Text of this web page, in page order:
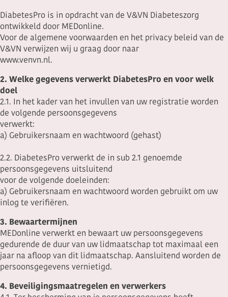
DiabetesPro is in opdracht van de V&VN Diabeteszorg
ontwikkeld door MEDonline.
Voor de algemene voorwaarden en het privacy beleid van de
V&VN verwijzen wij u graag door naar
www.venvn.nl.
2. Welke gegevens verwerkt DiabetesPro en voor welk
doel
2.1. In het kader van het invullen van uw registratie worden
de volgende persoonsgegevens
verwerkt:
a) Gebruikersnaam en wachtwoord (gehast)
2.2. DiabetesPro verwerkt de in sub 2.1 genoemde
persoonsgegevens uitsluitend
voor de volgende doeleinden:
a) Gebruikersnaam en wachtwoord worden gebruikt om uw
inlog te verifiëren.
3. Bewaartermijnen
MEDonline verwerkt en bewaart uw persoonsgegevens
gedurende de duur van uw lidmaatschap tot maximaal een
jaar na afloop van dit lidmaatschap. Aansluitend worden de
persoonsgegevens vernietigd.
4. Beveiligingsmaatregelen en verwerkers